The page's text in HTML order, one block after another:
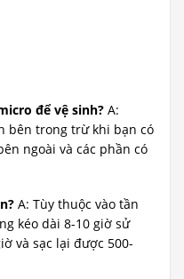
để vệ sinh? A:
bên trong trừ khi bạn có
ngoài và các phần có
A: Tùy thuộc vào tần
kéo dài 8-10 giờ sử
và sạc lại được 500-